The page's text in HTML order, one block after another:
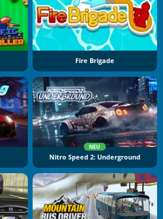
Fire Brigade
NEU
Nitro Speed 2: Underground